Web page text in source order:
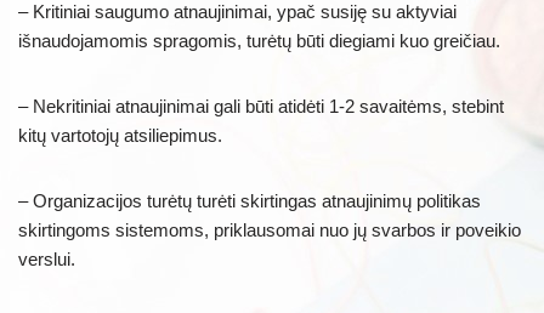
– Kritiniai saugumo atnaujinimai, ypač susiję su aktyviai
išnaudojamomis spragomis, turėtų būti diegiami kuo greičiau.
– Nekritiniai atnaujinimai gali būti atidėti 1-2 savaitėms, stebint
kitų vartotojų atsiliepimus.
– Organizacijos turėtų turėti skirtingas atnaujinimų politikas
skirtingoms sistemoms, priklausomai nuo jų svarbos ir poveikio
verslui.